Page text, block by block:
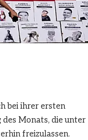
bei ihrer ersten
Monats, die unter
freizulassen.